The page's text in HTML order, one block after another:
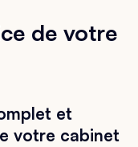
de votre
et
votre cabinet